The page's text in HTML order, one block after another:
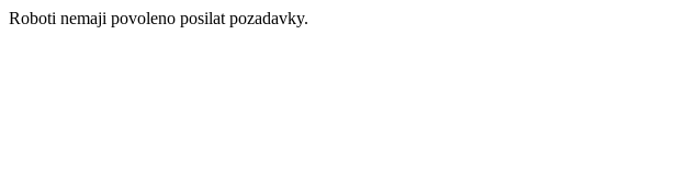
Roboti nemaji povoleno posilat pozadavky.